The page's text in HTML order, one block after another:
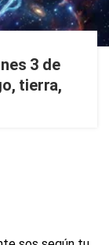
3 de
tierra,